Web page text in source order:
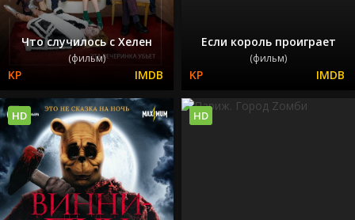
Что случилось с Хелен
(фильм)
Если король проиграет
(фильм)
HD HD